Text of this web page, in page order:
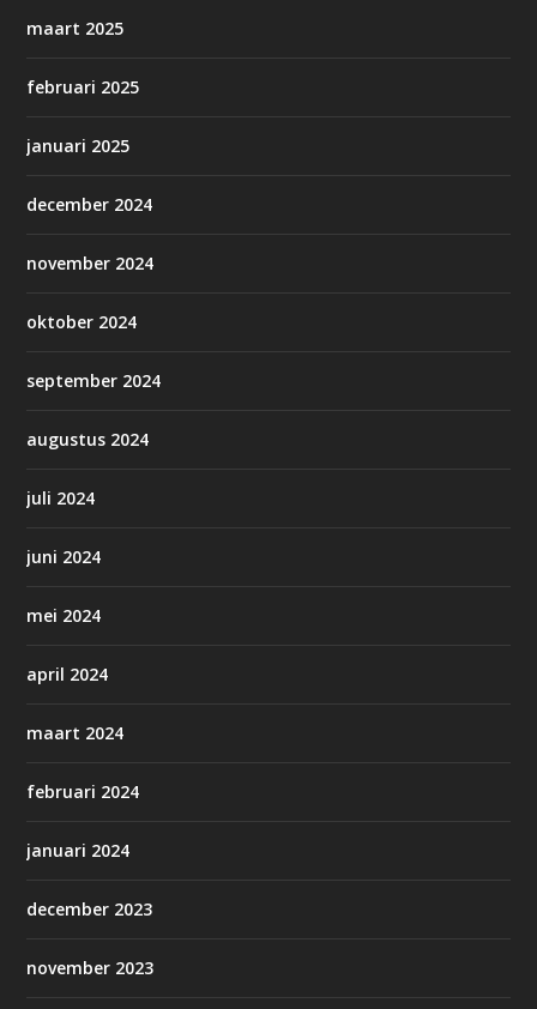
maart 2025
februari 2025
januari 2025
december 2024
november 2024
oktober 2024
september 2024
augustus 2024
juli 2024
juni 2024
mei 2024
april 2024
maart 2024
februari 2024
januari 2024
december 2023
november 2023